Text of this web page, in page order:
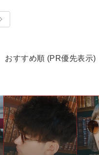
おすすめ順 (PR優先表示)